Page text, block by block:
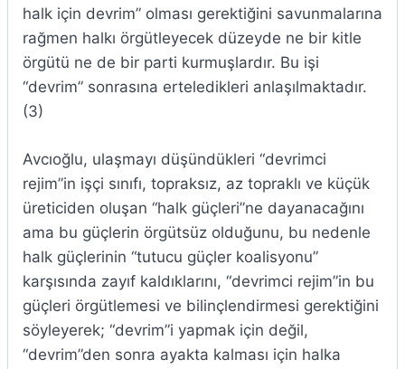
halk için devrim” olması gerektiğini savunmalarına
rağmen halkı örgütleyecek düzeyde ne bir kitle
örgütü ne de bir parti kurmuşlardır. Bu işi
“devrim” sonrasına erteledikleri anlaşılmaktadır.
(3)
Avcıoğlu, ulaşmayı düşündükleri “devrimci
rejim”in işçi sınıfı, topraksız, az topraklı ve küçük
üreticiden oluşan “halk güçleri”ne dayanacağını
ama bu güçlerin örgütsüz olduğunu, bu nedenle
halk güçlerinin “tutucu güçler koalisyonu”
karşısında zayıf kaldıklarını, “devrimci rejim”in bu
güçleri örgütlemesi ve bilinçlendirmesi gerektiğini
söyleyerek; “devrim”i yapmak için değil,
“devrim”den sonra ayakta kalması için halka